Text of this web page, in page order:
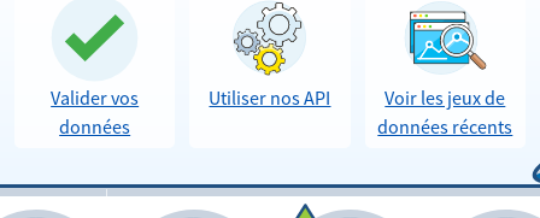
Valider vos
données
Utiliser nos API
Voir les jeux de
données récents